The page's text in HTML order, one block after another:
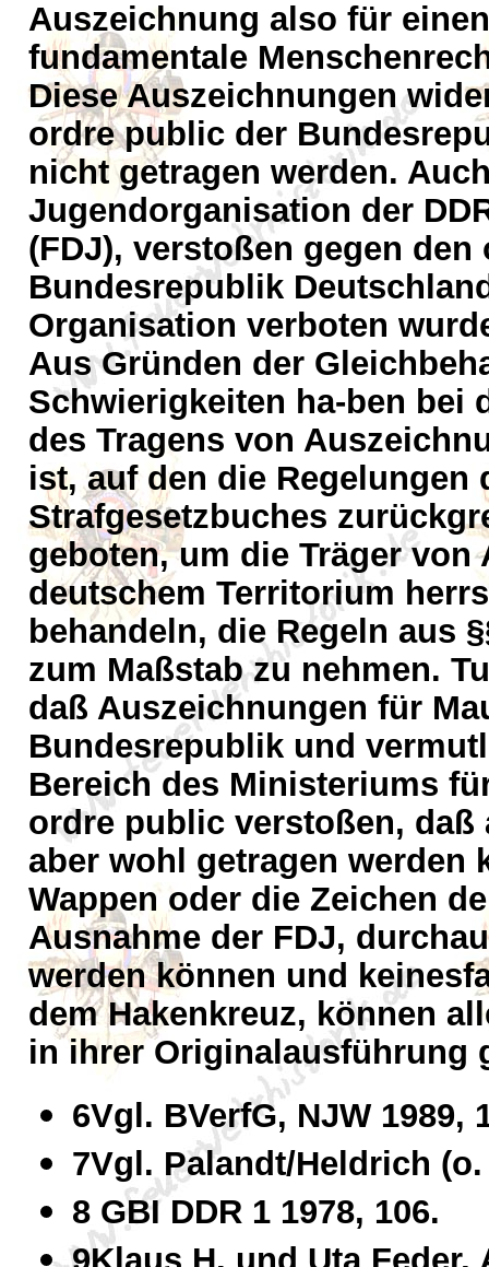
Auszeichnung also für
fundamentale
Diese Auszeichnungen
ordre public der
nicht getragen werden.
Jugendorganisation der
(FDJ), verstoßen gegen
Bundesrepublik
Organisation verboten
Aus Gründen der
Schwierigkeiten ha-ben bei
des Tragens von
ist, auf den die Regelungen
Strafgesetzbuches
geboten, um die Träger
deutschem Territorium
behandeln, die Regeln aus
zum Maßstab zu nehmen.
daß Auszeichnungen für
Bundesrepublik und
Bereich des Ministeriums
ordre public verstoßen, daß
aber wohl getragen werden
Wappen oder die Zeichen
Ausnahme der FDJ,
werden können und
dem Hakenkreuz, können
in ihrer Originalausführung
6Vgl. BVerfG, NJW 1989,
7Vgl. Palandt/Heldrich
8 GBI DDR 1 1978, 106.
9Klaus H. und Uta